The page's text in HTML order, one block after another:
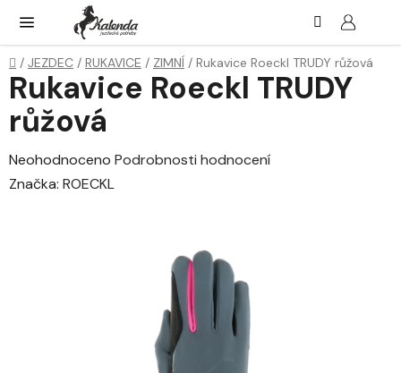
obsah
Domů
/ JEZDEC / RUKAVICE / ZIMNÍ / Rukavice Roeckl TRUDY růžová
Rukavice Roeckl TRUDY
růžová
Průměrné
hodnocení
Neohodnoceno Podrobnosti hodnocení
Značka: ROECKL